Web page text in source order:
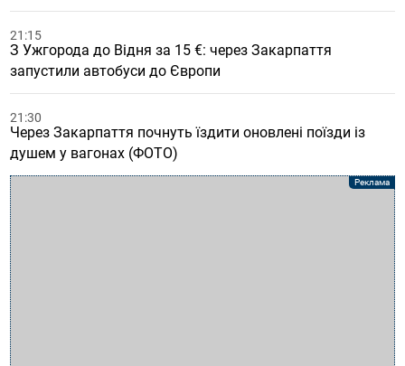
21:15
З Ужгорода до Відня за 15 €: через Закарпаття
запустили автобуси до Європи
21:30
Через Закарпаття почнуть їздити оновлені поїзди із
душем у вагонах (ФОТО)